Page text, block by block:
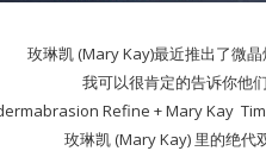
玫琳凯 (Mary Kay)最近推出了微晶
我可以很肯定的告诉你他
Refine + Mary Kay
玫琳凯 (Mary Kay) 里的绝代